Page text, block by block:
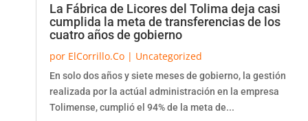
La Fábrica de Licores del Tolima deja casi
cumplida la meta de transferencias de los
cuatro años de gobierno
por ElCorrillo.Co | Uncategorized
En solo dos años y siete meses de gobierno, la gestión
realizada por la actúal administración en la empresa
Tolimense, cumplió el 94% de la meta de...